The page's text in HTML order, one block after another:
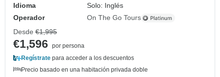
Idioma
Solo: Inglés
Operador
On The Go Tours
Desde €1,995
€1,596
por persona
Regístrate para acceder a los descuentos
Precio basado en una habitación privada doble